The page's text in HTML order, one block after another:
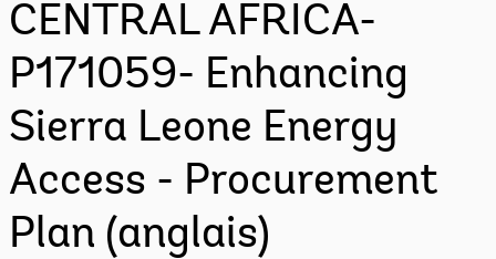
CENTRAL AFRICA-
P171059- Enhancing
Sierra Leone Energy
Access - Procurement
Plan (anglais)